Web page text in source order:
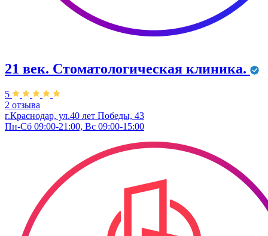
21 век. Стоматологическая клиника.
5
2 отзыва
г.Краснодар, ул.40 лет Победы, 43
Пн-Сб 09:00-21:00, Вс 09:00-15:00